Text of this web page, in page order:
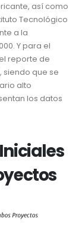
así como
Tecnológico
a la
Y para el
reporte de
siendo que se
alto
los datos